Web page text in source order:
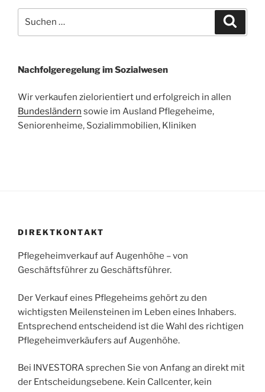
nach:
Nachfolgeregelung im Sozialwesen
Wir verkaufen zielorientiert und erfolgreich in allen
Bundesländern sowie im Ausland Pflegeheime,
Seniorenheime, Sozialimmobilien, Kliniken
DIREKTKONTAKT
Pflegeheimverkauf auf Augenhöhe – von
Geschäftsführer zu Geschäftsführer.
Der Verkauf eines Pflegeheims gehört zu den
wichtigsten Meilensteinen im Leben eines Inhabers.
Entsprechend entscheidend ist die Wahl des richtigen
Pflegeheimverkäufers auf Augenhöhe.
Bei INVESTORA sprechen Sie von Anfang an direkt mit
der Entscheidungsebene. Kein Callcenter, kein